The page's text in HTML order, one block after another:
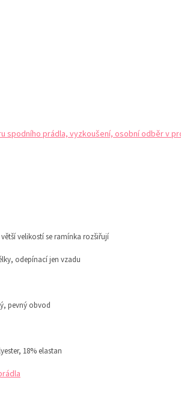
spodního prádla, vyzkoušení, osobní odběr v
velikostí se ramínka rozšiřují
odepínací jen vzadu
pevný obvod
18% elastan